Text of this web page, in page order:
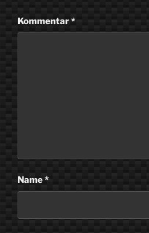
Kommentar*
Name*